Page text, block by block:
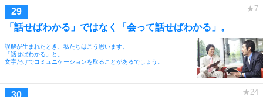
「話せばわかる」ではなく「会って話せばわかる」。
誤解が生まれたとき、私たちはこう思います。
「話せばわかる」と。
文字だけでコミュニケーションを取ることがあるでしょう。